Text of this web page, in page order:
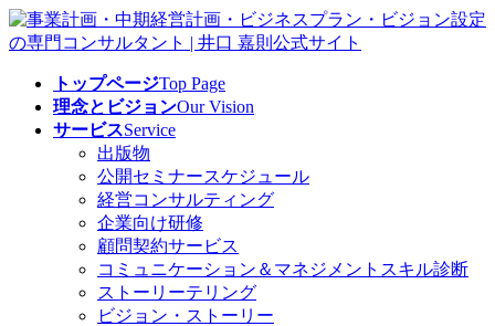
コ
ン
ナ
ビ
トップページTop Page
理念とビジョンOur Vision
サービスService
出版物
公開セミナースケジュール
経営コンサルティング
企業向け研修
顧問契約サービス
コミュニケーション＆マネジメントスキル診断
ストーリーテリング
ビジョン・ストーリー